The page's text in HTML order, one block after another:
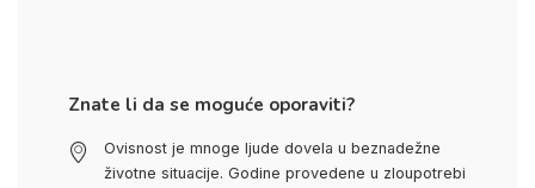
Znate li da se moguće oporaviti?
Ovisnost je mnoge ljude dovela u beznadežne
životne situacije. Godine provedene u zloupotrebi